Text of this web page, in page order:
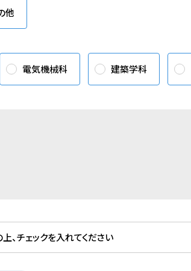
他
電気機械科 建築学科
、チェックを入れてください